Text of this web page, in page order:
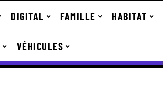
DIGITAL FAMILLE HABITAT
VÉHICULES